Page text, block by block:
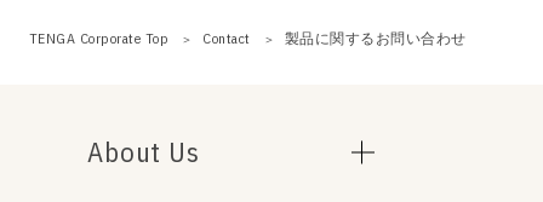
TENGA Corporate Top Contact 製品に関するお問い合わせ
About Us